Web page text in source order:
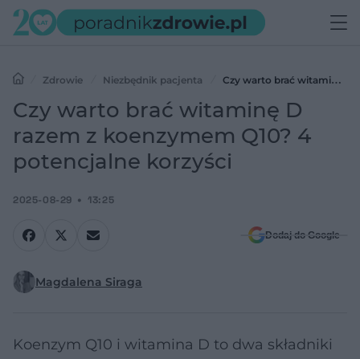
Zdrowie Niezbędnik pacjenta
Czy warto brać witaminę D
razem z koenzymem Q10? 4 potencjalne korzyści
Czy warto brać witaminę D
razem z koenzymem Q10? 4
potencjalne korzyści
2025-08-29 13:25
Dodaj do Google
Magdalena Siraga
Koenzym Q10 i witamina D to dwa składniki